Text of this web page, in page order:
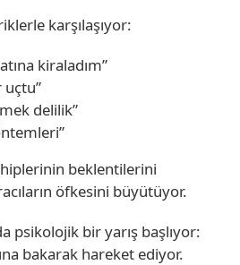
karşılaşıyor:
kiraladım”
uçtu”
delilik”
beklentilerini
öfkesini büyütüyor.
psikolojik bir yarış başlıyor:
bakarak hareket ediyor.